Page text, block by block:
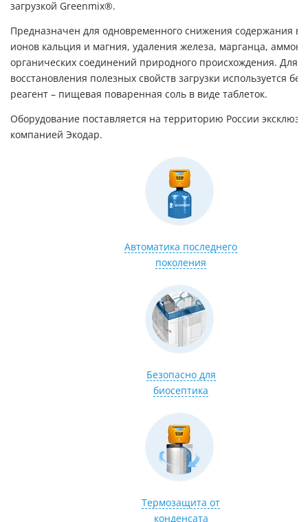
загрузкой Greenmix®.
Предназначен для одновременного снижения содержания в
ионов кальция и магния, удаления железа, марганца,
органических соединений природного происхождения. Для
восстановления полезных свойств загрузки используется
реагент – пищевая поваренная соль в виде таблеток.
Оборудование поставляется на территорию России
компанией Экодар.
Автоматика последнего
поколения
Безопасно для
биосептика
Термозащита от
конденсата